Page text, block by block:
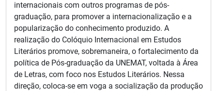
internacionais com outros programas de pós-
graduação, para promover a internacionalização e a
popularização do conhecimento produzido. A
realização do Colóquio Internacional em Estudos
Literários promove, sobremaneira, o fortalecimento da
política de Pós-graduação da UNEMAT, voltada à Área
de Letras, com foco nos Estudos Literários. Nessa
direção, coloca-se em voga a socialização da produção